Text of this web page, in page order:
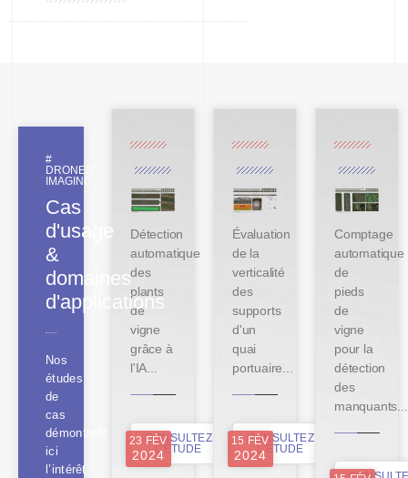
#
DRONES
IMAGING
Cas
d'usage
&
domaines
d'applications
Nos
études
de
cas
démontrent
ici
l’intérêt
Détection
automatique
des
plants
de
vigne
grâce à
l'IA...
CONSULTEZ
L'ÉTUDE
23 FÉV
2024
Évaluation
de la
verticalité
des
supports
d'un
quai
portuaire...
CONSULTEZ
L'ÉTUDE
15 FÉV
2024
Comptage
automatique
de
pieds
de
vigne
pour la
détection
des
manquants...